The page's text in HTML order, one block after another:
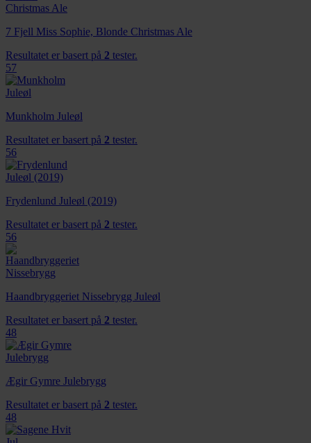
7 Fjell Miss Sophie, Blonde Christmas Ale
Resultatet er basert på 2 tester.
57
Munkholm Juleøl
Resultatet er basert på 2 tester.
56
Frydenlund Juleøl (2019)
Resultatet er basert på 2 tester.
56
Haandbryggeriet Nissebrygg Juleøl
Resultatet er basert på 2 tester.
48
Ægir Gymre Julebrygg
Resultatet er basert på 2 tester.
48